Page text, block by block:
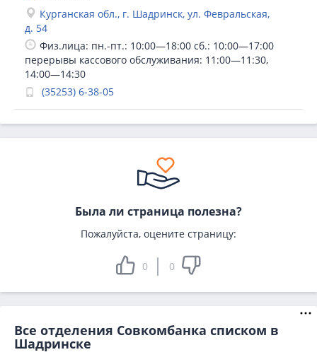
Курганская обл., г. Шадринск, ул. Февральская,
д. 54
Физ.лица: пн.-пт.: 10:00—18:00 сб.: 10:00—17:00
перерывы кассового обслуживания: 11:00—11:30,
14:00—14:30
(35253) 6-38-05
Была ли страница полезна?
Пожалуйста, оцените страницу:
0 0
Все отделения Совкомбанка списком в
Шадринске